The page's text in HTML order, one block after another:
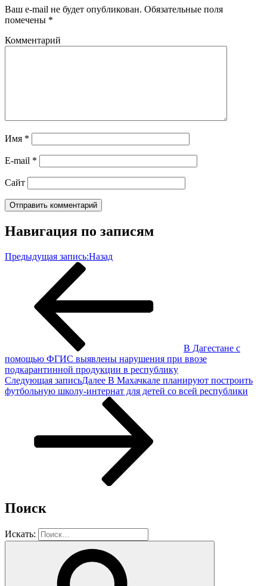
Ваш e-mail не будет опубликован. Обязательные поля
помечены *
Комментарий
Имя *
E-mail *
Сайт
Навигация по записям
Предыдущая запись:Назад
В​ Дагестане​ с
помощью ФГИС выявлены нарушения при ввозе
подкарантинной продукции в республику
Следующая записьДалее В Махачкале планируют построить
футбольную школу-интернат для детей со всей республики
Поиск
Искать: